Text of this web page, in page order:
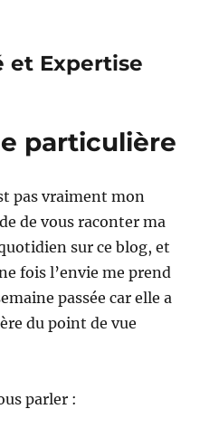
et Expertise
particulière
pas vraiment mon
de vous raconter ma
sur ce blog, et
fois l’envie me prend
passée car elle a
du point de vue
parler :